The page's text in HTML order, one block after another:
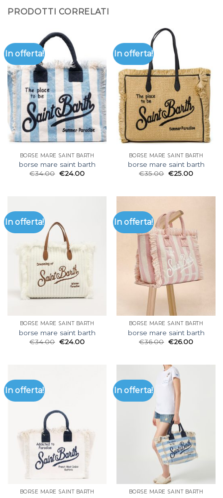
PRODOTTI CORRELATI
In offerta!
BORSE MARE SAINT BARTH
borse mare saint barth
€34.00 €24.00
In offerta!
BORSE MARE SAINT BARTH
borse mare saint barth
€35.00 €25.00
In offerta!
BORSE MARE SAINT BARTH
borse mare saint barth
€34.00 €24.00
In offerta!
BORSE MARE SAINT BARTH
borse mare saint barth
€36.00 €26.00
In offerta!
BORSE MARE SAINT BARTH
In offerta!
BORSE MARE SAINT BARTH